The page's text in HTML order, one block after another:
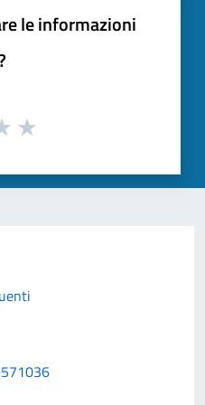
le informazioni